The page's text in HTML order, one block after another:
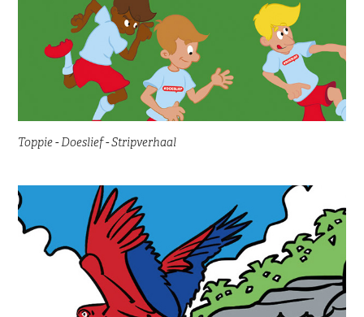
Toppie - Doeslief - Stripverhaal